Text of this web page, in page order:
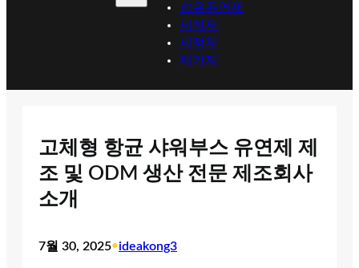
섬유유연제
세척제
세정제
제거제
고체형 항균 샤워부스 유연제 제
조 및 ODM 생산 전문 제조회사
소개
7월 30, 2025•ideakong3